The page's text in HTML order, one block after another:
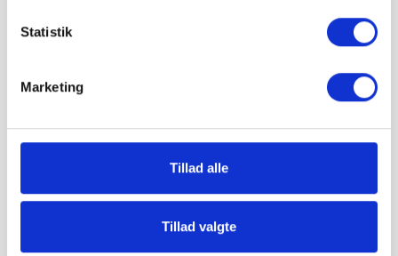
Statistik
Marketing
Tillad alle
Tillad valgte
Fra 8 paller: Gratis!
Depositum pr. palle: 195 kr.
Ved returnering af IBF paller gives 125 kr. retur.
Konkurrencedygtige priser